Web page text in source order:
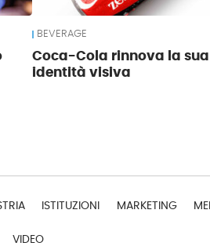
BEVERAGE
Coca-Cola rinnova la sua
identità visiva
ISTITUZIONI MARKETING
VIDEO